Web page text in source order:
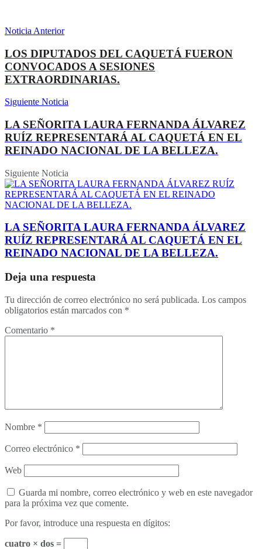
Noticia Anterior
LOS DIPUTADOS DEL CAQUETÁ FUERON
CONVOCADOS A SESIONES
EXTRAORDINARIAS.
Siguiente Noticia
LA SEÑORITA LAURA FERNANDA ÁLVAREZ
RUÍZ REPRESENTARÁ AL CAQUETÁ EN EL
REINADO NACIONAL DE LA BELLEZA.
Siguiente Noticia
LA SEÑORITA LAURA FERNANDA ÁLVAREZ
RUÍZ REPRESENTARÁ AL CAQUETÁ EN EL
REINADO NACIONAL DE LA BELLEZA.
Deja una respuesta
Tu dirección de correo electrónico no será publicada. Los campos
obligatorios están marcados con *
Comentario *
Nombre *
Correo electrónico *
Web
Guarda mi nombre, correo electrónico y web en este navegador
para la próxima vez que comente.
Por favor, introduce una respuesta en dígitos:
cuatro × dos =